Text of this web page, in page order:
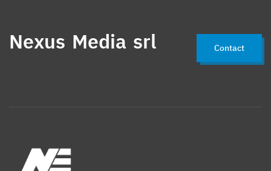
Nexus Media srl Contact